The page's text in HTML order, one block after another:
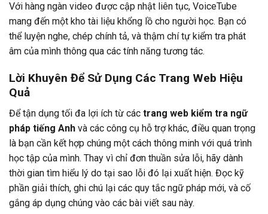
Với hàng ngàn video được cập nhật liên tục, VoiceTube
mang đến một kho tài liệu khổng lồ cho người học. Bạn có
thể luyện nghe, chép chính tả, và thậm chí tự kiểm tra phát
âm của mình thông qua các tính năng tương tác.
Lời Khuyên Để Sử Dụng Các Trang Web Hiệu
Quả
Để tận dụng tối đa lợi ích từ các trang web kiểm tra ngữ
pháp tiếng Anh và các công cụ hỗ trợ khác, điều quan trọng
là bạn cần kết hợp chúng một cách thông minh với quá trình
học tập của mình. Thay vì chỉ đơn thuần sửa lỗi, hãy dành
thời gian tìm hiểu lý do tại sao lỗi đó lại xuất hiện. Đọc kỹ
phần giải thích, ghi chú lại các quy tắc ngữ pháp mới, và cố
gắng áp dụng chúng vào các bài viết sau này.